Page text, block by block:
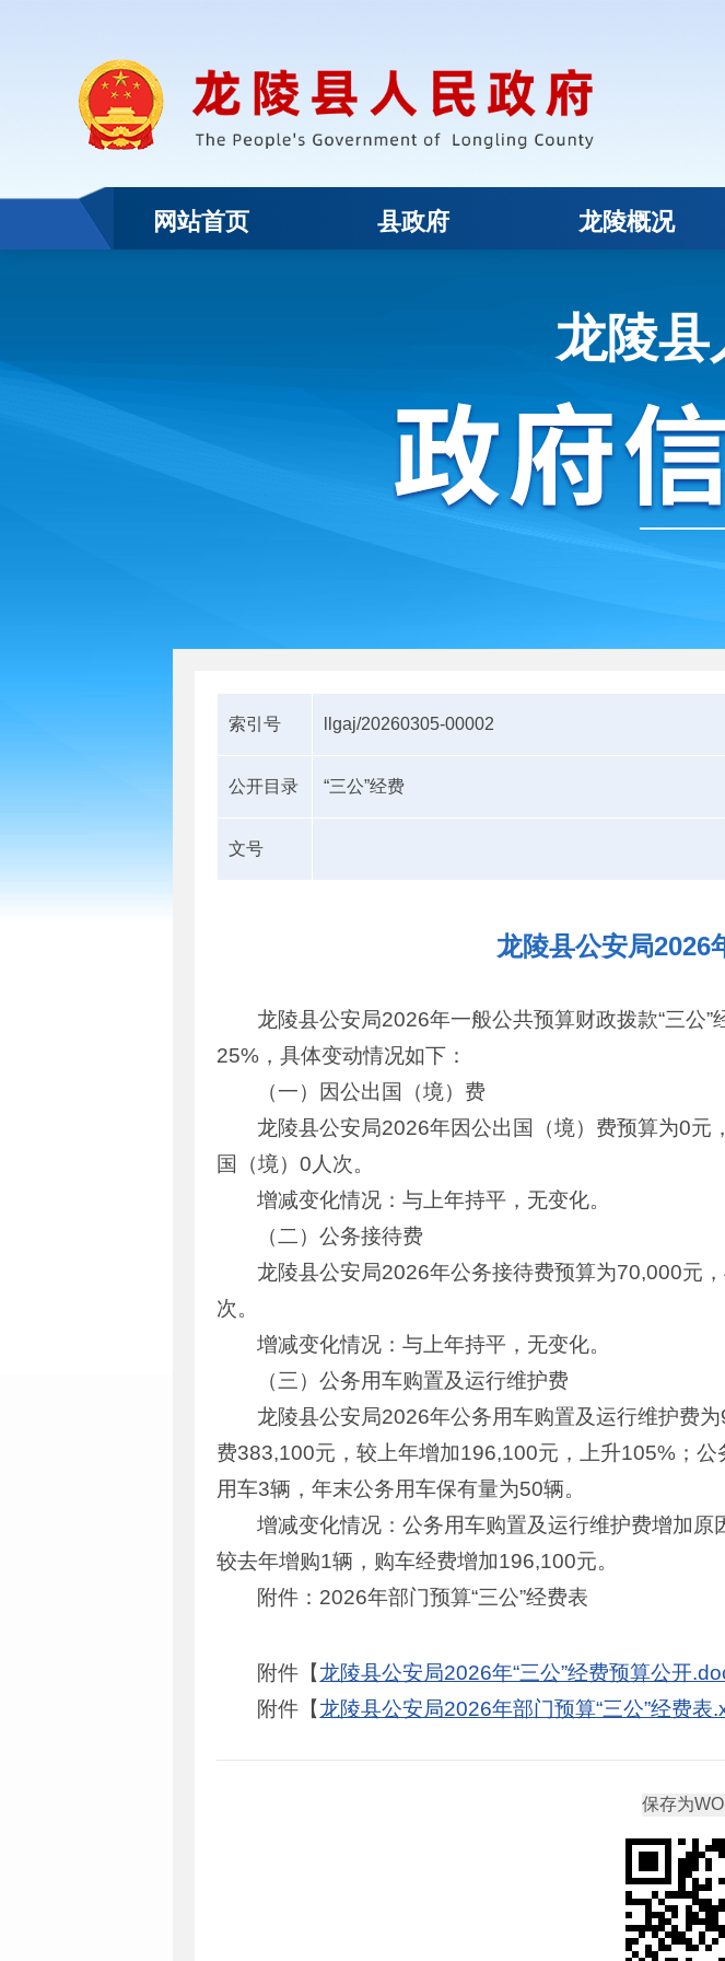
网站首页 县政府 龙陵概况
龙陵县
索引号 llgaj/20260305-00002
公开目录 “三公”经费
文号
龙陵县公安局2026
龙陵县公安局2026年一般公共预算财政拨款“三公
25%，具体变动情况如下：
（一）因公出国（境）费
龙陵县公安局2026年因公出国（境）费预算为0元
国（境）0人次。
增减变化情况：与上年持平，无变化。
（二）公务接待费
龙陵县公安局2026年公务接待费预算为70,000元
次。
增减变化情况：与上年持平，无变化。
（三）公务用车购置及运行维护费
龙陵县公安局2026年公务用车购置及运行维护费
费383,100元，较上年增加196,100元，上升105%；
用车3辆，年末公务用车保有量为50辆。
增减变化情况：公务用车购置及运行维护费增加
较去年增购1辆，购车经费增加196,100元。
附件：2026年部门预算“三公”经费表
附件【龙陵县公安局2026年“三公”经费预算公开
附件【龙陵县公安局2026年部门预算“三公”经费表